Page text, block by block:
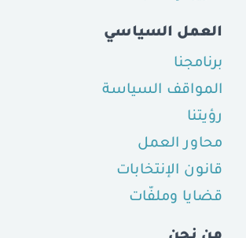
العمل السياسي
برنامجنا
المواقف السياسة
رؤيتنا
محاور العمل
قانون الإنتخابات
قضايا وملفّات